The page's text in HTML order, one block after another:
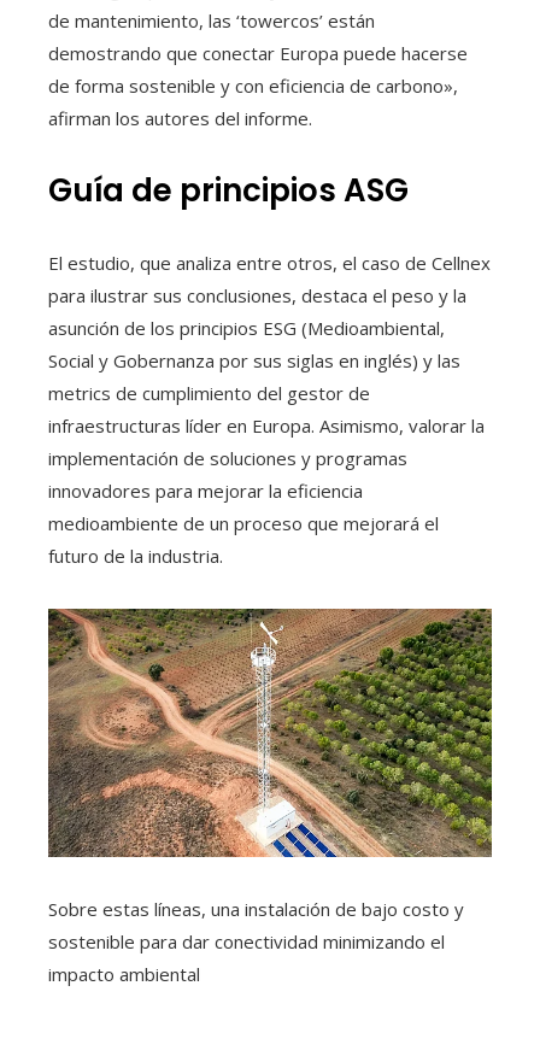
de mantenimiento, las ‘towercos’ están
demostrando que conectar Europa puede hacerse
de forma sostenible y con eficiencia de carbono»,
afirman los autores del informe.
Guía de principios ASG
El estudio, que analiza entre otros, el caso de Cellnex
para ilustrar sus conclusiones, destaca el peso y la
asunción de los principios ESG (Medioambiental,
Social y Gobernanza por sus siglas en inglés) y las
metrics de cumplimiento del gestor de
infraestructuras líder en Europa. Asimismo, valorar la
implementación de soluciones y programas
innovadores para mejorar la eficiencia
medioambiente de un proceso que mejorará el
futuro de la industria.
Sobre estas líneas, una instalación de bajo costo y
sostenible para dar conectividad minimizando el
impacto ambiental